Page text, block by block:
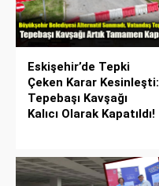
Eskişehir’de Tepki
Çeken Karar Kesinleşti:
Tepebaşı Kavşağı
Kalıcı Olarak Kapatıldı!